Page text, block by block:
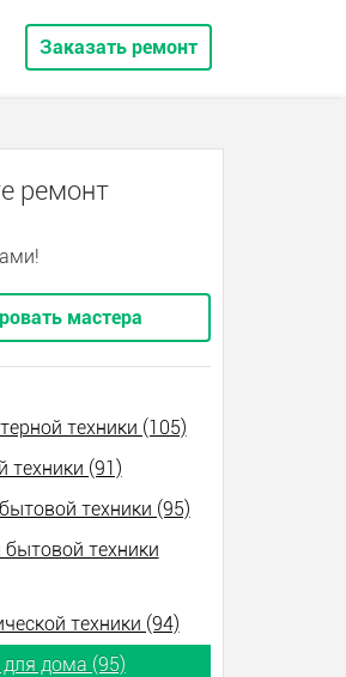
Заказать ремонт
ремонт
мастера
техники (105)
техники (91)
техники (95)
техники
техники (94)
дома (95)